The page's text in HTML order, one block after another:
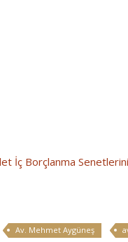
İç Borçlanma
Av. Mehmet Aygüneş